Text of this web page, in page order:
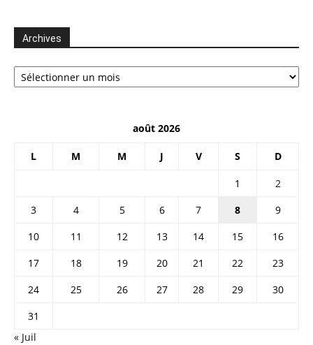
Archives
Archives
août 2026
L M M J V S D
1
2
3
4 5 6 7 8
9
10
11 12 13 14 15
16
17
18 19 20 21 22
23
24
25 26 27 28 29
30
31
« Juil